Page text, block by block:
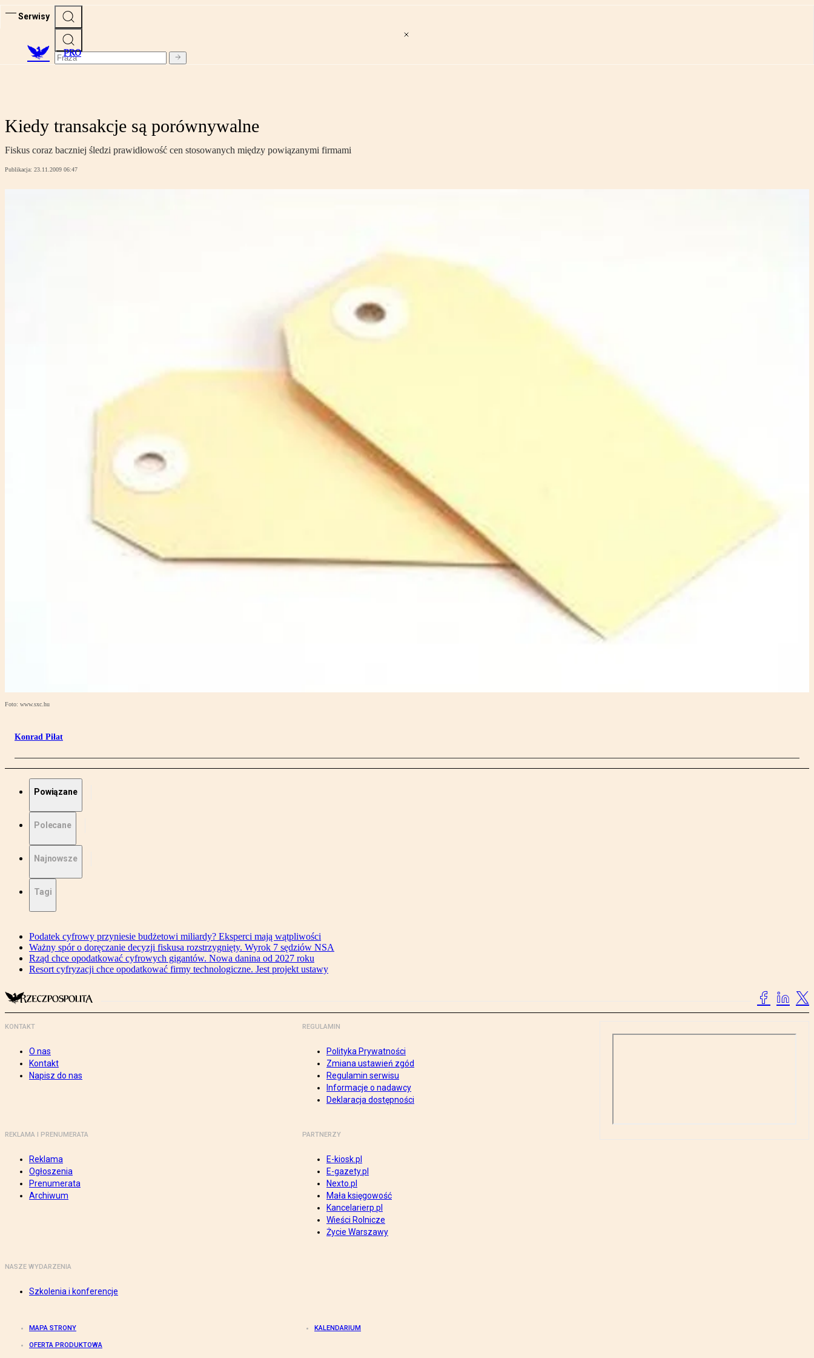
Serwisy
PRO
Kiedy transakcje są porównywalne
Fiskus coraz baczniej śledzi prawidłowość cen stosowanych między powiązanymi firmami
Publikacja: 23.11.2009 06:47
Foto: www.sxc.hu
Konrad Piłat
Powiązane
Polecane
Najnowsze
Tagi
Podatek cyfrowy przyniesie budżetowi miliardy? Eksperci mają wątpliwości
Ważny spór o doręczanie decyzji fiskusa rozstrzygnięty. Wyrok 7 sędziów NSA
Rząd chce opodatkować cyfrowych gigantów. Nowa danina od 2027 roku
Resort cyfryzacji chce opodatkować firmy technologiczne. Jest projekt ustawy
KONTAKT
O nas
Kontakt
Napisz do nas
REGULAMIN
Polityka Prywatności
Zmiana ustawień zgód
Regulamin serwisu
Informacje o nadawcy
Deklaracja dostępności
REKLAMA I PRENUMERATA
Reklama
Ogłoszenia
Prenumerata
Archiwum
PARTNERZY
E-kiosk.pl
E-gazety.pl
Nexto.pl
Mała księgowość
Kancelarierp.pl
Wieści Rolnicze
Życie Warszawy
NASZE WYDARZENIA
Szkolenia i konferencje
MAPA STRONY KALENDARIUM
OFERTA PRODUKTOWA